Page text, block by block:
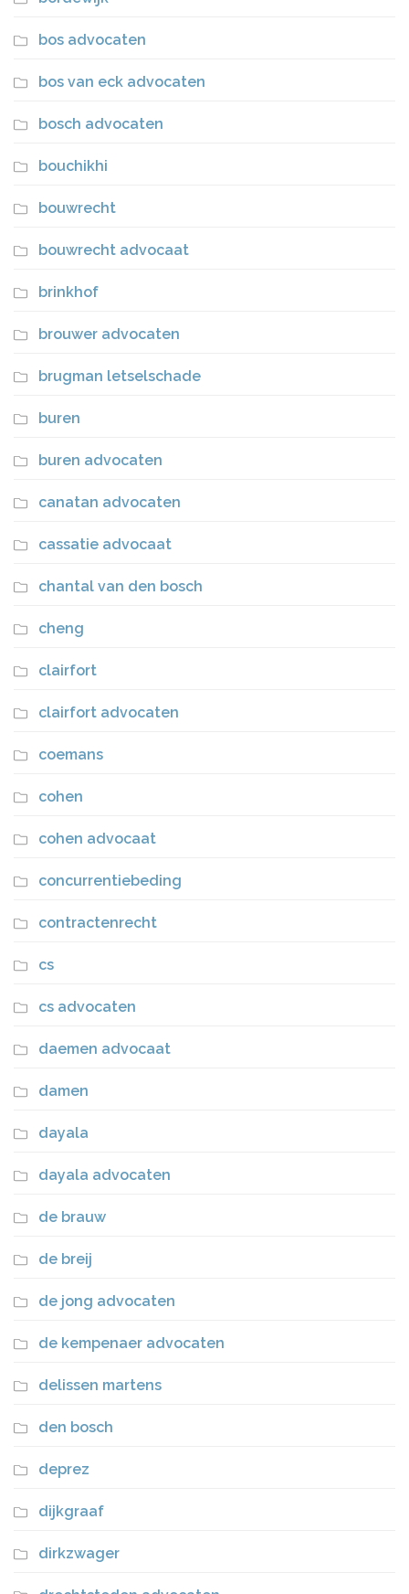
bos advocaten
bos van eck advocaten
bosch advocaten
bouchikhi
bouwrecht
bouwrecht advocaat
brinkhof
brouwer advocaten
brugman letselschade
buren
buren advocaten
canatan advocaten
cassatie advocaat
chantal van den bosch
cheng
clairfort
clairfort advocaten
coemans
cohen
cohen advocaat
concurrentiebeding
contractenrecht
cs
cs advocaten
daemen advocaat
damen
dayala
dayala advocaten
de brauw
de breij
de jong advocaten
de kempenaer advocaten
delissen martens
den bosch
deprez
dijkgraaf
dirkzwager